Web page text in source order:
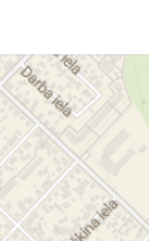
Ietekmes